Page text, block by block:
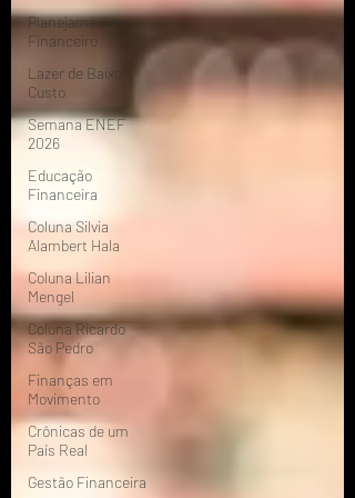
Planejamento
Financeiro
Lazer de Baixo
Custo
Semana ENEF
2026
Educação
Financeira
Coluna Silvia
Alambert Hala
Coluna Lilian
Mengel
Coluna Ricardo
São Pedro
Finanças em
Movimento
Crônicas de um
País Real
Gestão Financeira